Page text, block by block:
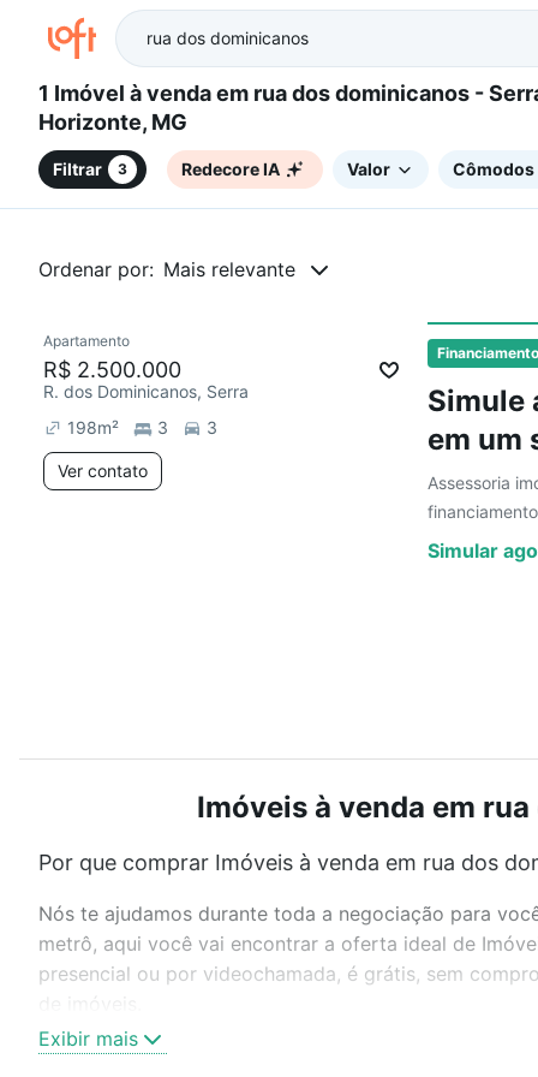
1 Imóvel à venda em rua dos dominicanos - Serra, Belo
Horizonte, MG
Filtrar 3 Redecore IA Valor Cômodos
Ordenar por: Mais relevante
Financiamento
Simule
em um
Assessoria
Simular
Redecorar
Apartamento
R$ 2.500.000
R. dos Dominicanos, Serra
198m² 3 3
Ver contato
Imóveis à venda em
Por que comprar Imóveis à venda em rua dos
Nós te ajudamos durante toda a negociação para
metrô, aqui você vai encontrar a oferta ideal de
presencial ou por videochamada, é grátis, sem
Como escolher um imóvel?
Exibir mais